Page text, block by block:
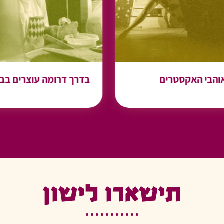
בנחל באר
של הפועל באר
נוסף
בדרך דרומה עוצרים בב״ש
העירוני/תצפית
מרהיבה/מדרחוב רינגלבלום
מידע נוסף
תישארו לישון